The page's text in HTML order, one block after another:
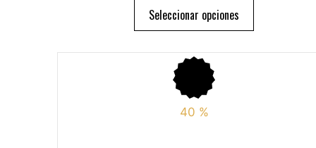
Seleccionar opciones
40 %